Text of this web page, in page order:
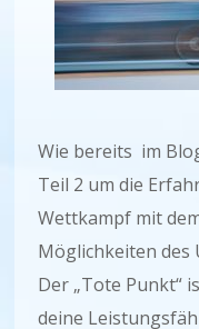
Wie bereits im
Teil 2 um die
Wettkampf mit
Möglichkeiten des
Der „Tote Punkt“
deine